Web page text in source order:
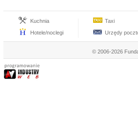
Kuchnia
Hotele/noclegi
Taxi
Urzędy
© 2006-2026